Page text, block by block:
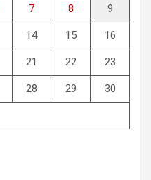
7 8 9
14 15 16
21 22 23
28 29 30